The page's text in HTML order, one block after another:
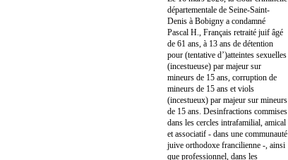
départementale de Seine-Saint-
Denis à Bobigny a condamné
Pascal H., Français retraité juif âgé
de 61 ans, à 13 ans de détention
pour (tentative d’)atteintes sexuelles
(incestueuse) par majeur sur
mineurs de 15 ans, corruption de
mineurs de 15 ans et viols
(incestueux) par majeur sur mineurs
de 15 ans. Desinfractions commises
dans les cercles intrafamilial, amical
et associatif - dans une communauté
juive orthodoxe francilienne -, ainsi
que professionnel, dans les